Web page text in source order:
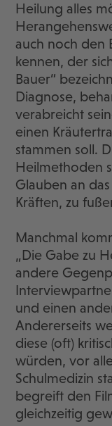
Heilung alles
auch noch den
kennen, der
Bauer“
Diagnose,
verabreicht
einen
stammen soll.
Heilmethoden
Glauben an
Kräften, zu
Manchmal
„Die Gabe zu
andere
und einen
Andererseits
diese (oft)
würden, vor
Schulmedizin
begreift den
gleichzeitig